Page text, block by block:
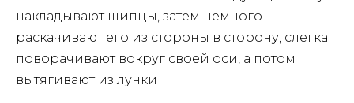
накладывают щипцы, затем немного
раскачивают его из стороны в сторону, слегка
поворачивают вокруг своей оси, а потом
вытягивают из лунки